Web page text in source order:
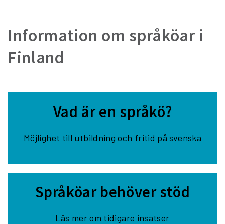
Information om språköar i
Finland
Vad är en språkö?
Möjlighet till utbildning och fritid på svenska
Språköar behöver stöd
Läs mer om tidigare insatser